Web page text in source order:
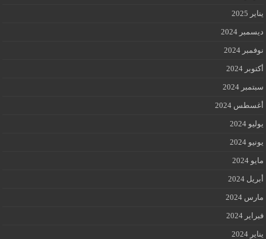
يناير 2025
ديسمبر 2024
نوفمبر 2024
أكتوبر 2024
سبتمبر 2024
أغسطس 2024
يوليو 2024
يونيو 2024
مايو 2024
أبريل 2024
مارس 2024
فبراير 2024
يناير 2024